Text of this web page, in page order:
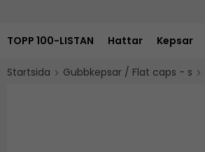
TOPP 100-LISTAN Hattar Kepsar
Startsida Gubbkepsar / Flat caps - s